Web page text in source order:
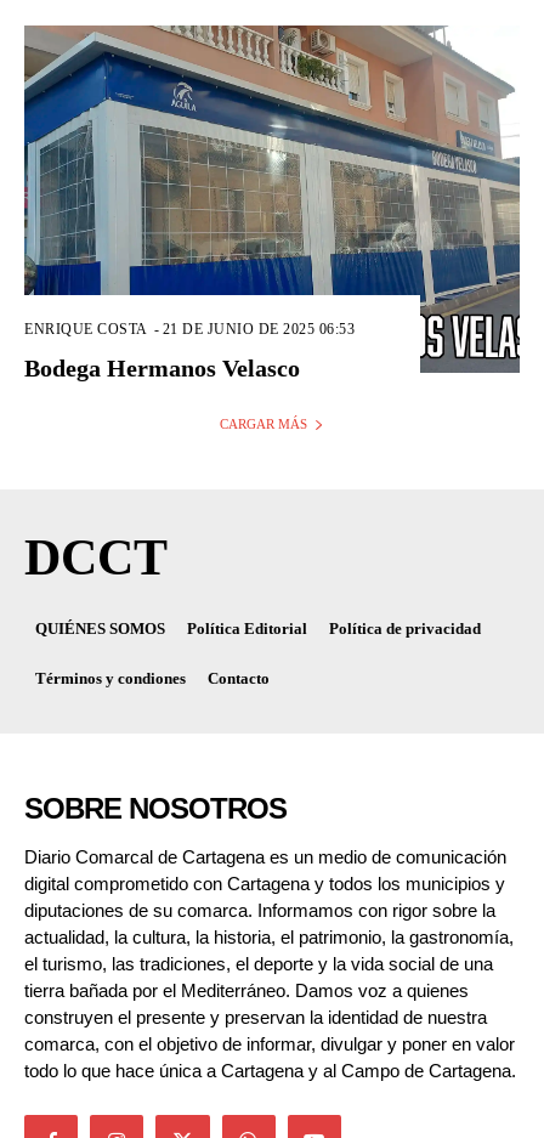
ENRIQUE COSTA - 21 DE JUNIO DE 2025 06:53
Bodega Hermanos Velasco
CARGAR MÁS
DCCT
QUIÉNES SOMOS Política Editorial Política de privacidad
Términos y condiones Contacto
SOBRE NOSOTROS
Diario Comarcal de Cartagena es un medio de comunicación
digital comprometido con Cartagena y todos los municipios y
diputaciones de su comarca. Informamos con rigor sobre la
actualidad, la cultura, la historia, el patrimonio, la gastronomía,
el turismo, las tradiciones, el deporte y la vida social de una
tierra bañada por el Mediterráneo. Damos voz a quienes
construyen el presente y preservan la identidad de nuestra
comarca, con el objetivo de informar, divulgar y poner en valor
todo lo que hace única a Cartagena y al Campo de Cartagena.